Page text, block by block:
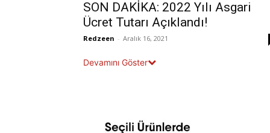
SON DAKİKA: 2022 Yılı Asgari
Ücret Tutarı Açıklandı!
Redzeen - Aralık 16, 2021
Devamını Göster